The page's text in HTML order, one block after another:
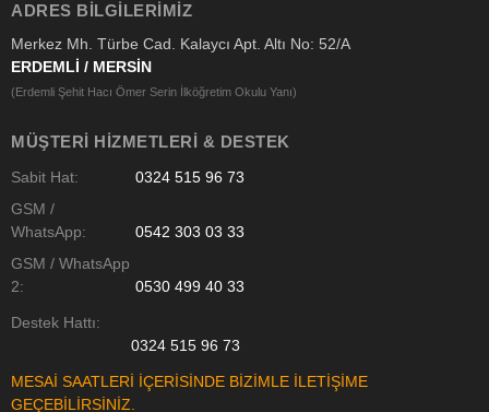
ADRES BILGILERIMIZ
Merkez Mh. Türbe Cad. Kalaycı Apt. Altı No: 52/A
ERDEMLİ / MERSİN
(Erdemli Şehit Hacı Ömer Serin İlköğretim Okulu Yanı)
MÜŞTERI HIZMETLERI & DESTEK
Sabit Hat:
0324 515 96 73
GSM /
WhatsApp:
0542 303 03 33
GSM / WhatsApp
2:
0530 499 40 33
Destek Hattı:
0324 515 96 73
MESAİ SAATLERİ İÇERİSİNDE BİZİMLE İLETİŞİME
GEÇEBİLİRSİNİZ.